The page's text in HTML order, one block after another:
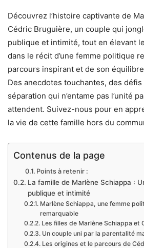
Découvrez l’histoire captivante de
Cédric Bruguière, un couple qui
publique et intimité, tout en élevant
dans le récit d’une femme politique
parcours inspirant et de son
Des anecdotes touchantes, des
séparation qui n’entame pas l’unité
attendent. Suivez-nous pour en
la vie de cette famille hors du
Contenus de la page
Points à retenir :
La famille de Marlène Schiappa :
publique et intimité
Marlène Schiappa, une femme
remarquable
Les filles de Marlène Schiappa et
Un couple uni par la parentalité
Les origines et le parcours de